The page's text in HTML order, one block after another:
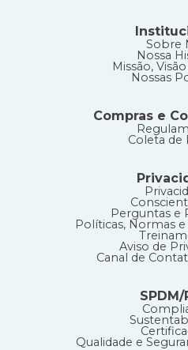
Sobre
Nossa
Missão,
Nossas
Compras e
Coleta de
Perguntas e
Políticas, Normas
Aviso de
Canal de
SPDM/
Qualidade e